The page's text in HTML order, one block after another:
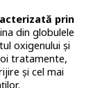
prin
din globulele
oxigenului și
tratamente,
și cel mai